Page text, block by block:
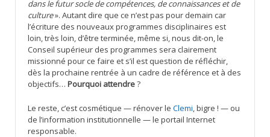
dans le futur socle de compétences, de connaissances et de
culture». Autant dire que ce n’est pas pour demain car
l’écriture des nouveaux programmes disciplinaires est
loin, très loin, d’être terminée, même si, nous dit-on, le
Conseil supérieur des programmes sera clairement
missionné pour ce faire et s’il est question de réfléchir,
dès la prochaine rentrée à un cadre de référence et à des
objectifs… Pourquoi attendre?
Le reste, c’est cosmétique — rénover le Clemi, bigre ! — ou
de l’information institutionnelle — le portail Internet
responsable.